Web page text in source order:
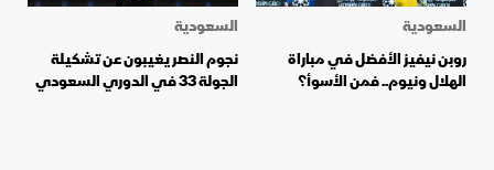
السعودية
روبن نيفيز الأفضل في مباراة
الهلال ونيوم.. فمن الأسوأ؟
السعودية
نجوم النصر يغيبون عن تشكيلة
الجولة 33 في الدوري السعودي